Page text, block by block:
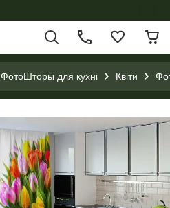
ФотоШторы для кухні Квіти